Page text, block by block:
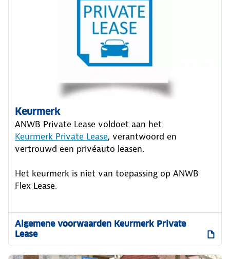
Keurmerk
ANWB Private Lease voldoet aan het
Keurmerk Private Lease, verantwoord en
vertrouwd een privéauto leasen.
Het keurmerk is niet van toepassing op ANWB
Flex Lease.
Algemene voorwaarden Keurmerk Private
Lease